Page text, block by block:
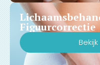
Figuurcorrectie